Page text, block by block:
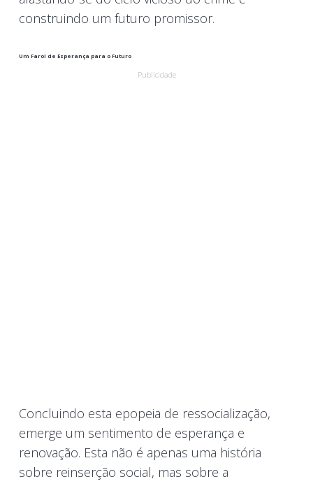
construindo um futuro promissor.
Um Farol de Esperança para o Futuro
Publicidade
Concluindo esta epopeia de ressocialização,
emerge um sentimento de esperança e
renovação. Esta não é apenas uma história
sobre reinserção social, mas sobre a